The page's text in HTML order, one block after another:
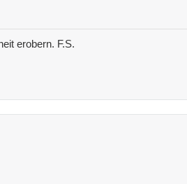
erobern. F.S.